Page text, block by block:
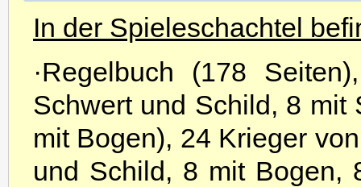
In der Spieleschachtel
·Regelbuch (178
Schwert und Schild, 8 mit
mit Bogen), 24 Krieger
und Schild, 8 mit Bogen,